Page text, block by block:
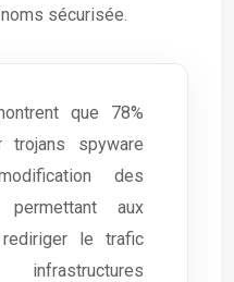
sécurisée.
que 78%
spyware
des
permettant aux
le trafic